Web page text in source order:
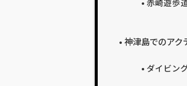
赤崎遊歩
神津島でのアク
ダイビン